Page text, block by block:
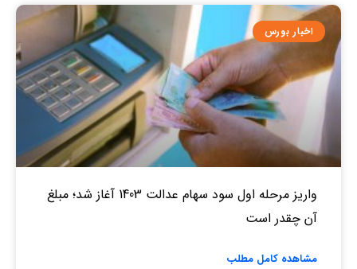
اخبار بورس
واریز مرحله اول سود سهام عدالت 1403 آغاز شد؛ مبلغ
آن چقدر است
مشاهده کامل مطلب